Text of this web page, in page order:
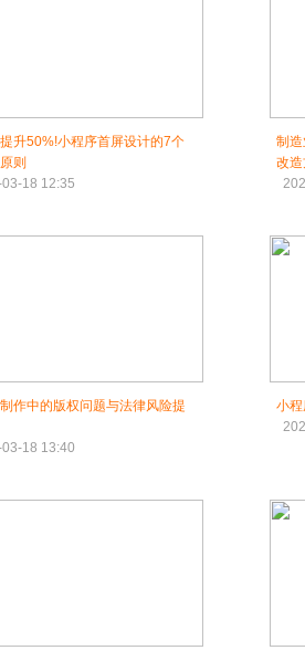
升50%!小程序首屏设计的7个
则
18 12:35
制
改
作中的版权问题与法律风险提
18 13:40
小